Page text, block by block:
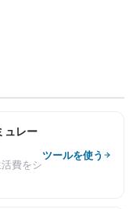
ュレー
費をシ
ツールを使う